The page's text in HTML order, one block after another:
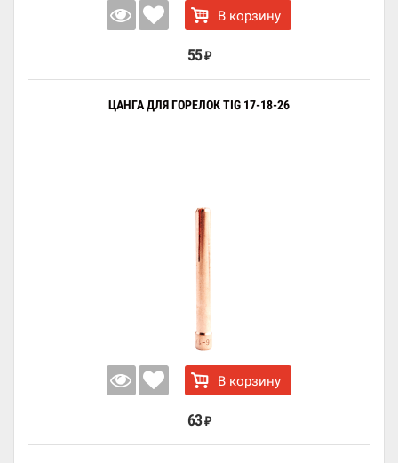
В корзину
55 ₽
ЦАНГА ДЛЯ ГОРЕЛОК TIG 17-18-26
В корзину
63 ₽